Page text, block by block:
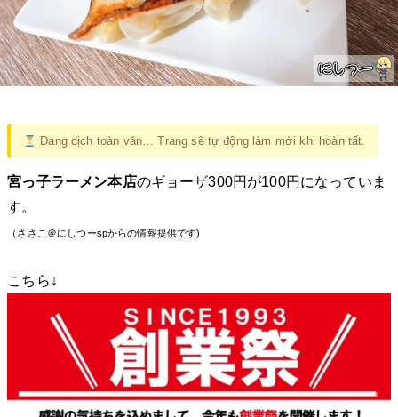
Đang dịch toàn văn… Trang sẽ tự động làm mới khi hoàn tất.
宮っ子ラーメン本店のギョーザ300円が100円になっていま
す。
（ささこ＠にしつーspからの情報提供です)
こちら↓